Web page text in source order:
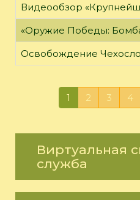
Видеообзор
«Оружие Победы:
Освобождение
1 2 3 4
Виртуальная
служба